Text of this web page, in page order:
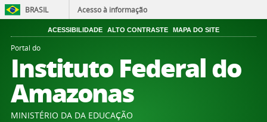
BRASIL Acesso à informação
ACESSIBILIDADE ALTO CONTRASTE MAPA DO SITE
Portal do
Instituto Federal do
Amazonas
MINISTÉRIO DA DA EDUCAÇÃO